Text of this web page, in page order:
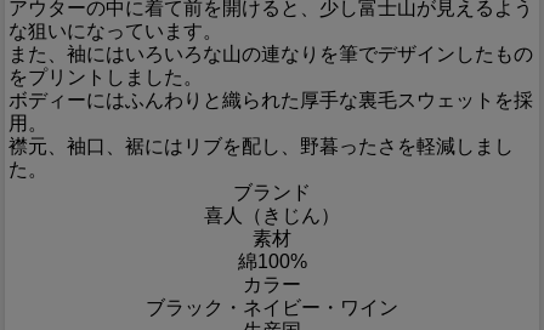
アウターの中に着て前を開けると、少し富士山が見えるよう
な狙いになっています。
また、袖にはいろいろな山の連なりを筆でデザインしたもの
をプリントしました。
ボディーにはふんわりと織られた厚手な裏毛スウェットを採
用。
襟元、袖口、裾にはリブを配し、野暮ったさを軽減しまし
た。
ブランド
喜人（きじん）
素材
綿100%
カラー
ブラック・ネイビー・ワイン